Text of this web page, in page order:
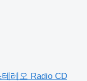
레오 Radio CD